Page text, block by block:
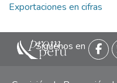
Exportaciones en cifras
Siguenos en